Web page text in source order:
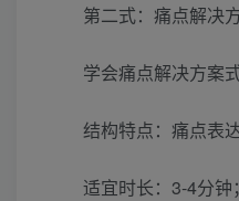
第二式：痛点解决
学会痛点解决方案
结构特点：痛点表
适宜时长：3-4分钟；